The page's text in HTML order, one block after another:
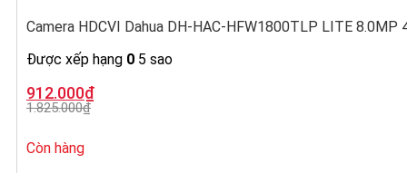
Camera HDCVI Dahua DH-HAC-HFW1800TLP LITE 8.0MP
Được xếp hạng 0 5 sao
1.825.000₫
Giá
gốc
là:
912.000₫
Giá
hiện
tại
912.000₫.
Còn hàng